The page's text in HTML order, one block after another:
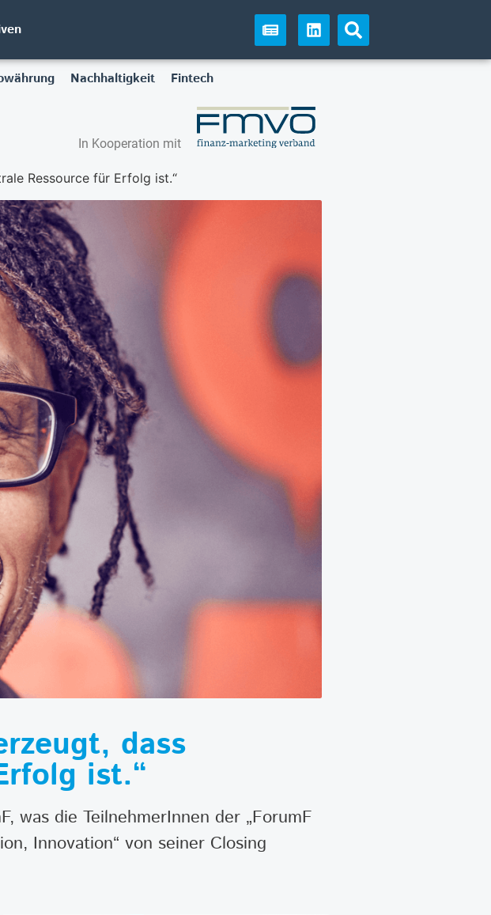
Nachhaltigkeit Fintech
In Kooperation mit
Ressource für Erfolg ist.“
dass
ist.“
was die TeilnehmerInnen der „ForumF
Innovation“ von seiner Closing